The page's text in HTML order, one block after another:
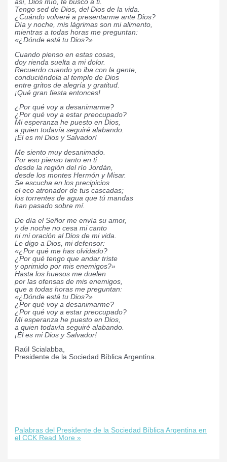
así, Dios mío, te busco a ti.
Tengo sed de Dios, del Dios de la vida.
¿Cuándo volveré a presentarme ante Dios?
Día y noche, mis lágrimas son mi alimento,
mientras a todas horas me preguntan:
«¿Dónde está tu Dios?»
Cuando pienso en estas cosas,
doy rienda suelta a mi dolor.
Recuerdo cuando yo iba con la gente,
conduciéndola al templo de Dios
entre gritos de alegría y gratitud.
¡Qué gran fiesta entonces!
¿Por qué voy a desanimarme?
¿Por qué voy a estar preocupado?
Mi esperanza he puesto en Dios,
a quien todavía seguiré alabando.
¡Él es mi Dios y Salvador!
Me siento muy desanimado.
Por eso pienso tanto en ti
desde la región del río Jordán,
desde los montes Hermón y Misar.
Se escucha en los precipicios
el eco atronador de tus cascadas;
los torrentes de agua que tú mandas
han pasado sobre mí.
De día el Señor me envía su amor,
y de noche no cesa mi canto
ni mi oración al Dios de mi vida.
Le digo a Dios, mi defensor:
«¿Por qué me has olvidado?
¿Por qué tengo que andar triste
y oprimido por mis enemigos?»
Hasta los huesos me duelen
por las ofensas de mis enemigos,
que a todas horas me preguntan:
«¿Dónde está tu Dios?»
¿Por qué voy a desanimarme?
¿Por qué voy a estar preocupado?
Mi esperanza he puesto en Dios,
a quien todavía seguiré alabando.
¡Él es mi Dios y Salvador!
Raúl Scialabba,
Presidente de la Sociedad Bíblica Argentina.
Palabras del Presidente de la Sociedad Bíblica Argentina en
el CCK Read More »